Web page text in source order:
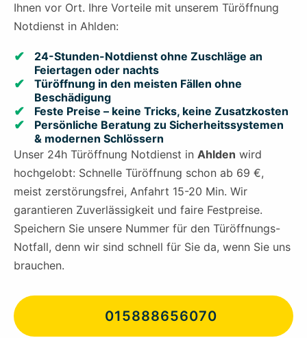
Ihnen vor Ort. Ihre Vorteile mit unserem Türöffnung
Notdienst in Ahlden:
24-Stunden-Notdienst ohne Zuschläge an
Feiertagen oder nachts
Türöffnung in den meisten Fällen ohne
Beschädigung
Feste Preise – keine Tricks, keine Zusatzkosten
Persönliche Beratung zu Sicherheitssystemen
& modernen Schlössern
Unser 24h Türöffnung Notdienst in Ahlden wird
hochgelobt: Schnelle Türöffnung schon ab 69 €,
meist zerstörungsfrei, Anfahrt 15-20 Min. Wir
garantieren Zuverlässigkeit und faire Festpreise.
Speichern Sie unsere Nummer für den Türöffnungs-
Notfall, denn wir sind schnell für Sie da, wenn Sie uns
brauchen.
015888656070